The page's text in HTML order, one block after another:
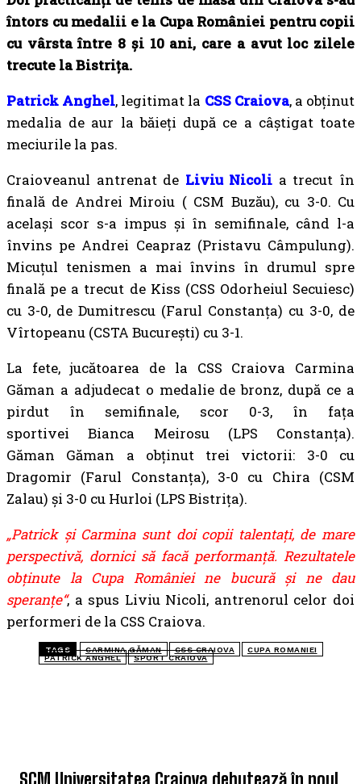
SCM Universitatea Craiova debutează în noul
întors cu medalii e la Cupa României pentru copii
cu vârsta între 8 și 10 ani, care a avut loc zilele
trecute la Bistrița.
Patrick Anghel, legitimat la CSS Craiova, a obținut
medalia de aur la băieți după ce a câștigat toate
meciurile la pas.
Craioveanul antrenat de Liviu Nicoli a trecut în
finală de Andrei Miroiu ( CSM Buzău), cu 3-0. Cu
același scor s-a impus și în semifinale, când l-a
învins pe Andrei Ceapraz (Pristavu Câmpulung).
Micuțul tenismen a mai învins în drumul spre
finală pe a trecut de Kiss (CSS Odorheiul Secuiesc)
cu 3-0, de Dumitrescu (Farul Constanța) cu 3-0, de
Vîrtopeanu (CSTA București) cu 3-1.
La fete, jucătoarea de la CSS Craiova Carmina
Găman a adjudecat o medalie de bronz, după ce a
pirdut în semifinale, scor 0-3, în fața
sportivei Bianca Meirosu (LPS Constanța).
Găman Găman a obținut trei victorii: 3-0 cu
Dragomir (Farul Constanța), 3-0 cu Chira (CSM
Zalau) și 3-0 cu Hurloi (LPS Bistrița).
„Patrick și Carmina sunt doi copii talentați, de mare
perspectivă, dornici să facă performanță. Rezultatele
obținute la Cupa României ne bucură și ne dau
speranțe“, a spus Liviu Nicoli, antrenorul celor doi
performeri de la CSS Craiova.
TAGS CARMINA GĂMAN CSS CRAIOVA
CUPA ROMANIEI
PATRICK ANGHEL
SPORT CRAIOVA